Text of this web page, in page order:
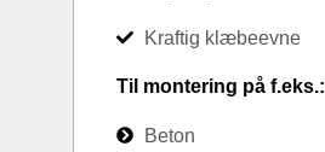
Kraftig klæbeevne
Til montering på f.eks.:
Beton